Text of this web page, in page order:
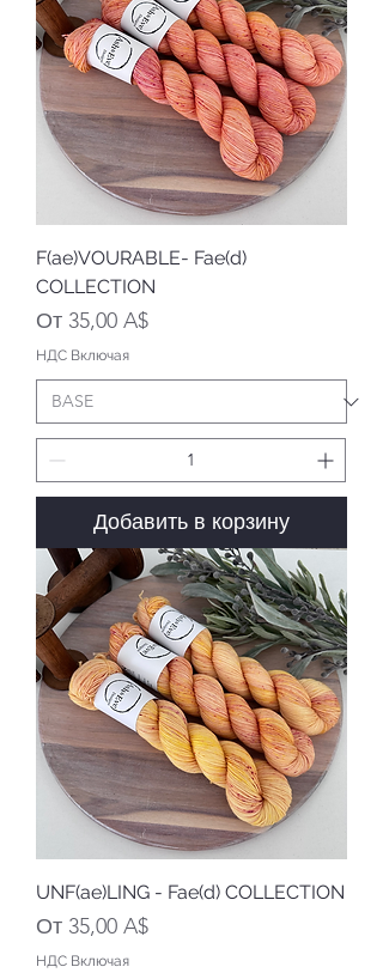
F(ae)VOURABLE- Fae(d)
COLLECTION
От 35,00 A$
Цена со скидкой
НДС Включая
Добавить в корзину
UNF(ae)LING - Fae(d) COLLECTION
От 35,00 A$
Цена со скидкой
НДС Включая